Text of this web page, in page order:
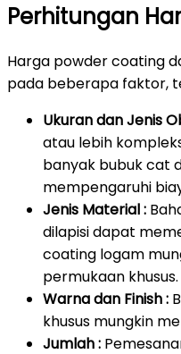
Perhitungan
Harga powder coating
pada beberapa faktor,
Ukuran dan Jenis
atau lebih
banyak bubuk cat
mempengaruhi
Jenis Material :
dilapisi dapat
coating logam
permukaan khusus.
Warna dan Finish :
khusus mungkin
Jumlah :